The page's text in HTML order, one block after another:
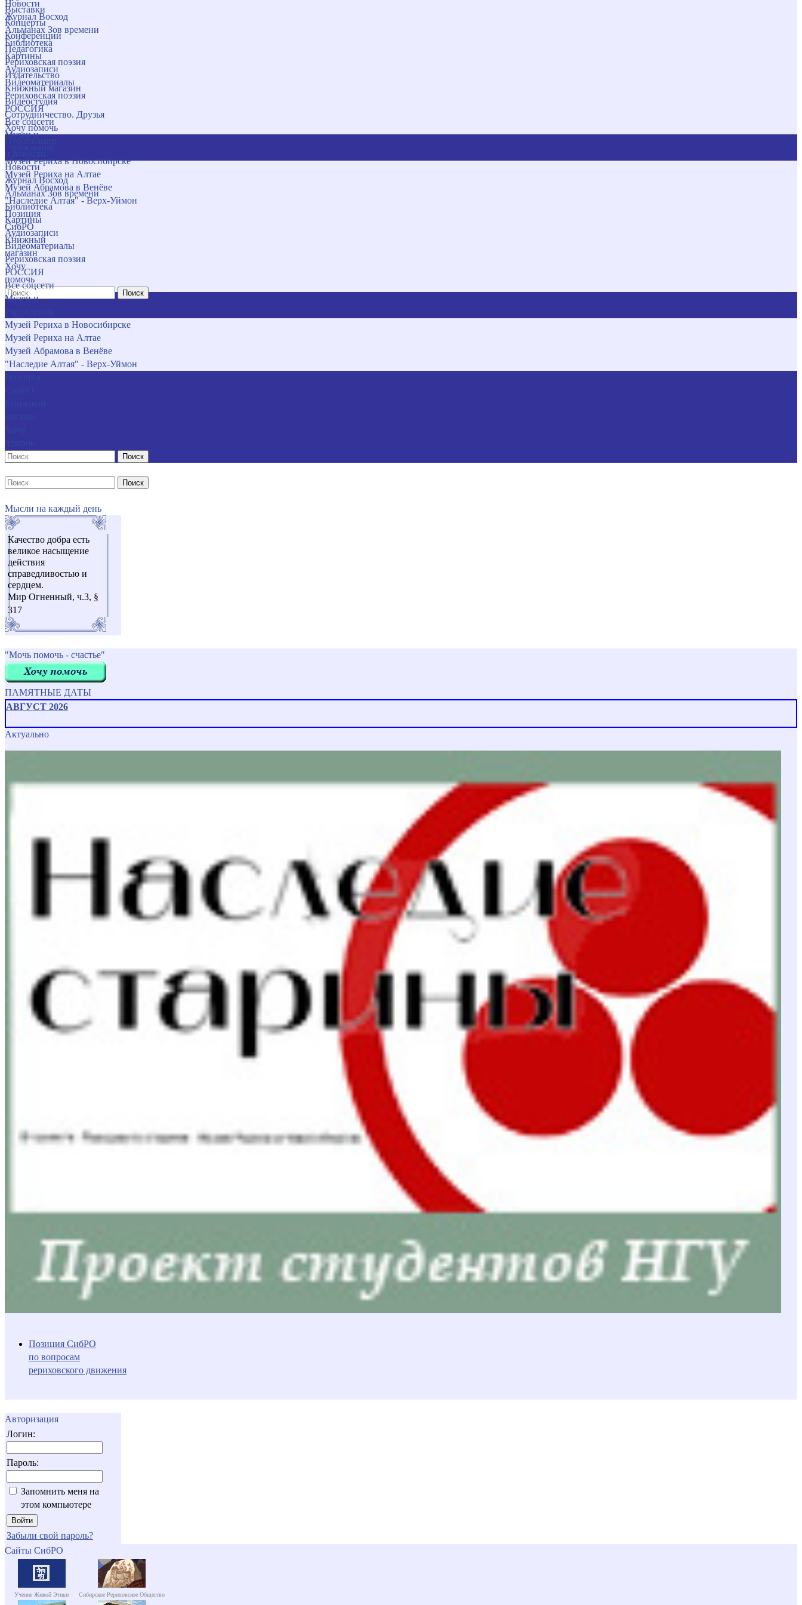
Новости
Журнал Восход
Альманах Зов времени
Библиотека
Картины
Аудиозаписи
Видеоматериалы
Рериховская поэзия
РОССИЯ
Все соцсети
Музеи и
Музей Рериха в Новосибирске
Музей Рериха на Алтае
Музей Абрамова в Венёве
"Наследие Алтая" - Верх-Уймон
Позиция
СибРО
Книжный
магазин
Хочу
помочь
Поиск
Выставки
Концерты
Конференции
Педагогика
Рериховская поэзия
Издательство
Книжный магазин
Видеостудия
Сотрудничество. Друзья
Хочу помочь
Новости
Журнал Восход
Альманах Зов времени
Библиотека
Картины
Аудиозаписи
Видеоматериалы
Рериховская поэзия
РОССИЯ
Все соцсети
Музеи и
Музей Рериха в Новосибирске
Музей Рериха на Алтае
Музей Абрамова в Венёве
"Наследие Алтая" - Верх-Уймон
Поиск
Поиск
Мысли на каждый день
Качество добра есть
великое насыщение
действия
справедливостью и
сердцем.
Мир Огненный, ч.3, §
317
"Мочь помочь - счастье"
ПАМЯТНЫЕ ДАТЫ
АВГУСТ 2026
Актуально
Позиция СибРО
по вопросам
рериховского движения
Авторизация
Логин:
Пароль:
Запомнить меня на
этом компьютере
Забыли свой пароль?
Сайты СибРО
Учение Живой Этики Сибирское Рериховское Общество